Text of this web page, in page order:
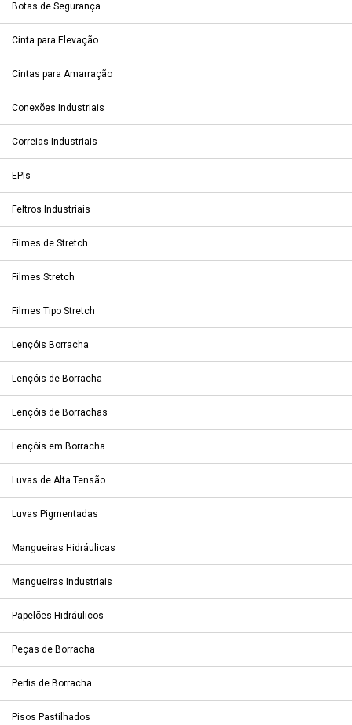
Botas de Segurança
Cinta para Elevação
Cintas para Amarração
Conexões Industriais
Correias Industriais
EPIs
Feltros Industriais
Filmes de Stretch
Filmes Stretch
Filmes Tipo Stretch
Lençóis Borracha
Lençóis de Borracha
Lençóis de Borrachas
Lençóis em Borracha
Luvas de Alta Tensão
Luvas Pigmentadas
Mangueiras Hidráulicas
Mangueiras Industriais
Papelões Hidráulicos
Peças de Borracha
Perfis de Borracha
Pisos Pastilhados